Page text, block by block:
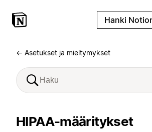
Hanki
← Asetukset ja mieltymykset
HIPAA-määritykset